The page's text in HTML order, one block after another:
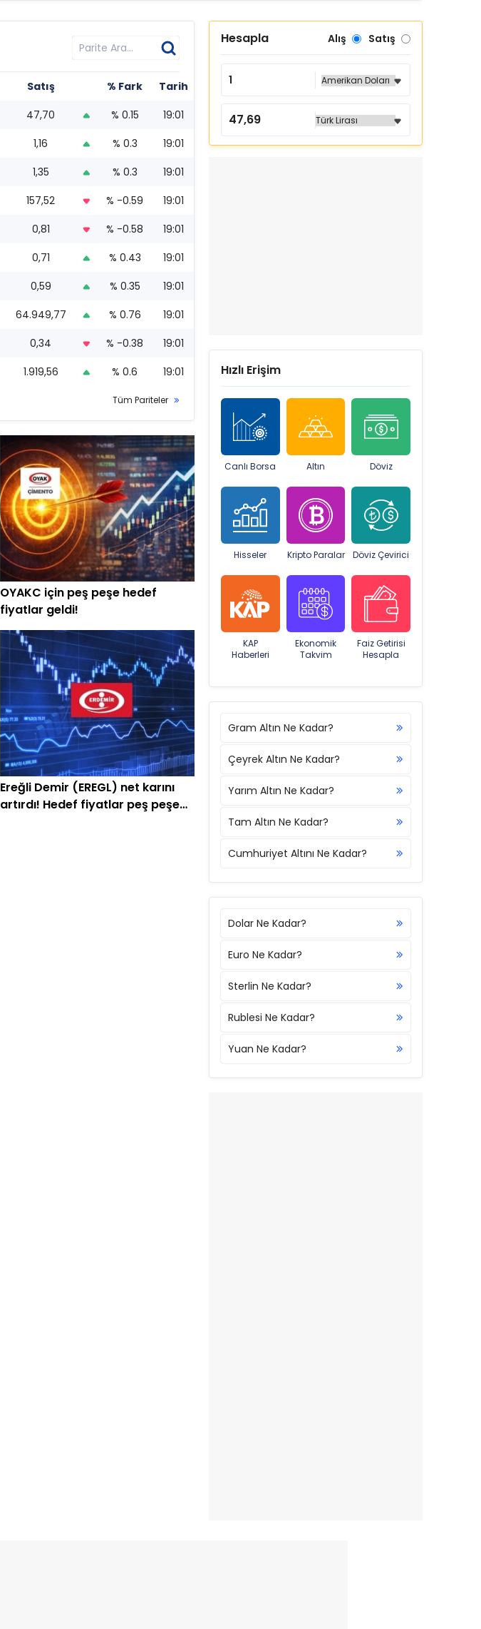
Satış % Fark
Tarih
47,70 % 0.15
19:01
1,16 % 0.3
19:01
1,35 % 0.3
19:01
157,52 % -0.59
19:01
0,81 % -0.58
19:01
0,71 % 0.43
19:01
0,59 % 0.35
19:01
64.949,77 % 0.76
19:01
0,34 % -0.38
19:01
1.919,56 % 0.6 19:01
Tüm Pariteler
OYAKC için peş peşe hedef
fiyatlar geldi!
Ereğli Demir (EREGL) net karını
artırdı! Hedef fiyatlar peş peşe
Hesapla Alış Satış
Hızlı Erişim
Canlı Borsa Altın Döviz
Hisseler Kripto Paralar Döviz Çevirici
KAP
Haberleri
Ekonomik
Takvim
Faiz Getirisi
Hesapla
Gram Altın Ne Kadar?
Çeyrek Altın Ne Kadar?
Yarım Altın Ne Kadar?
Tam Altın Ne Kadar?
Cumhuriyet Altını Ne Kadar?
Dolar Ne Kadar?
Euro Ne Kadar?
Sterlin Ne Kadar?
Rublesi Ne Kadar?
Yuan Ne Kadar?